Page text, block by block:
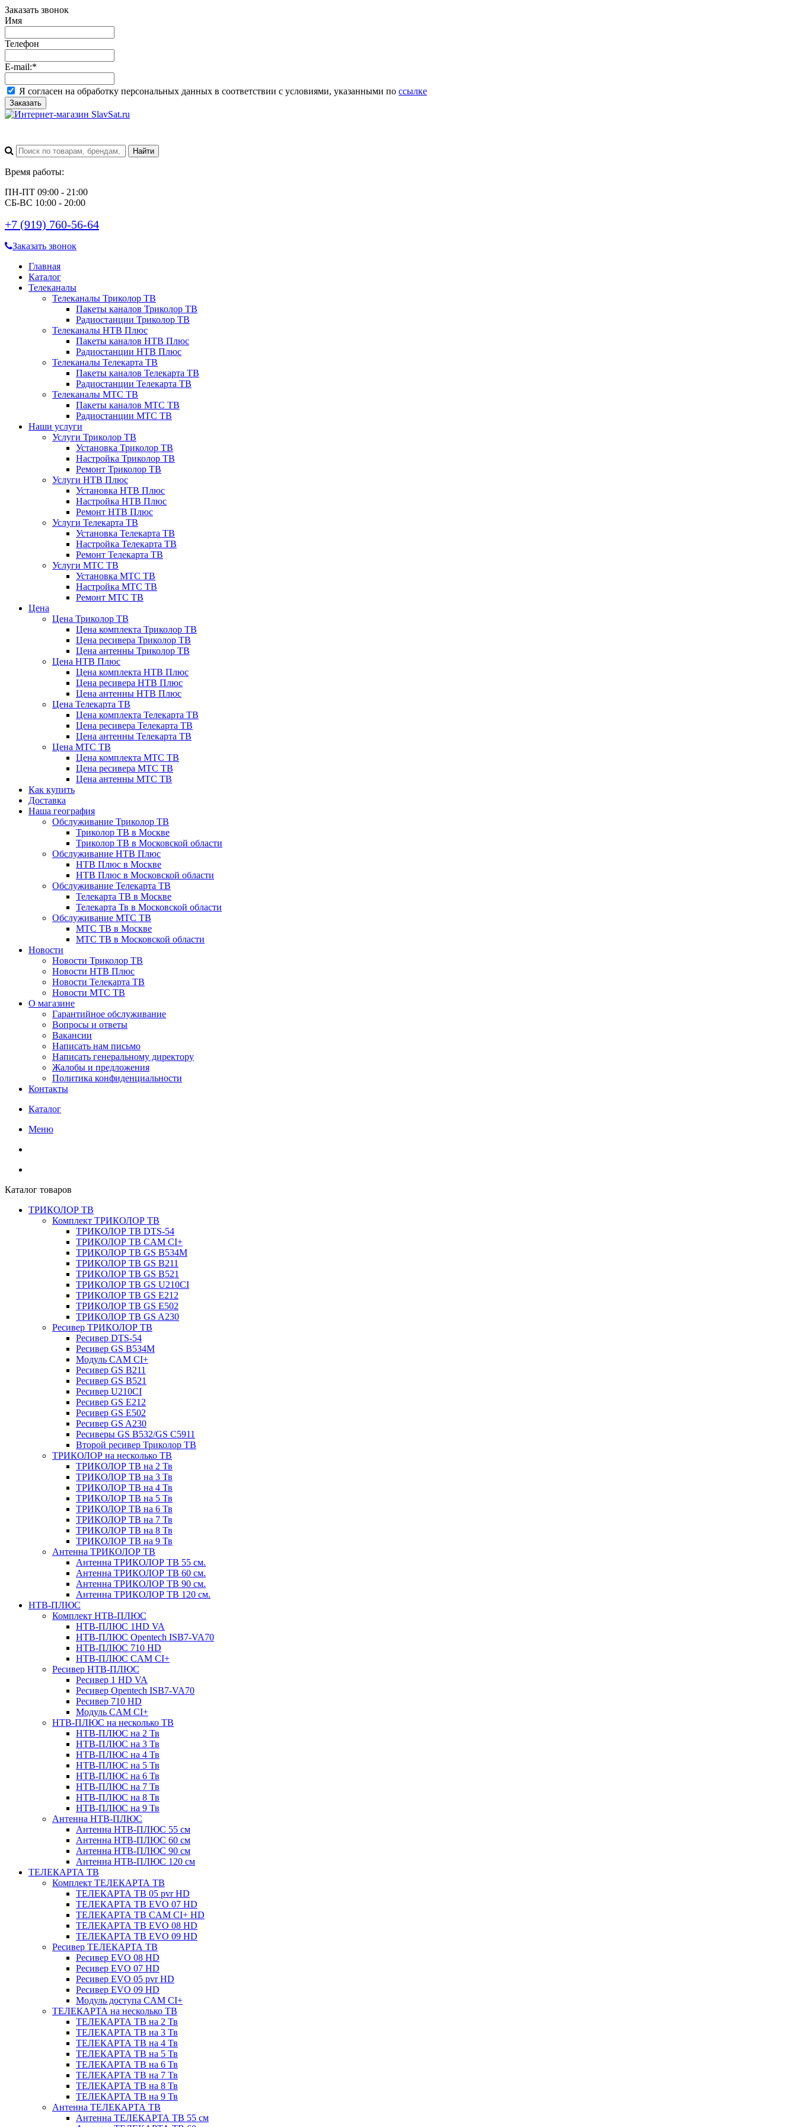
Заказать звонок
Имя
Телефон
E-mail:*
Я согласен на обработку персональных данных в соответствии с условиями, указанными по ссылке
Заказать
Время работы:
ПН-ПТ 09:00 - 21:00
СБ-ВС 10:00 - 20:00
+7 (919) 760-56-64
Заказать звонок
Главная
Каталог
Телеканалы
Телеканалы Триколор ТВ
Пакеты каналов Триколор ТВ
Радиостанции Триколор ТВ
Телеканалы НТВ Плюс
Пакеты каналов НТВ Плюс
Радиостанции НТВ Плюс
Телеканалы Телекарта ТВ
Пакеты каналов Телекарта ТВ
Радиостанции Телекарта ТВ
Телеканалы МТС ТВ
Пакеты каналов МТС ТВ
Радиостанции МТС ТВ
Наши услуги
Услуги Триколор ТВ
Установка Триколор ТВ
Настройка Триколор ТВ
Ремонт Триколор ТВ
Услуги НТВ Плюс
Установка НТВ Плюс
Настройка НТВ Плюс
Ремонт НТВ Плюс
Услуги Телекарта ТВ
Установка Телекарта ТВ
Настройка Телекарта ТВ
Ремонт Телекарта ТВ
Услуги МТС ТВ
Установка МТС ТВ
Настройка МТС ТВ
Ремонт МТС ТВ
Цена
Цена Триколор ТВ
Цена комплекта Триколор ТВ
Цена ресивера Триколор ТВ
Цена антенны Триколор ТВ
Цена НТВ Плюс
Цена комплекта НТВ Плюс
Цена ресивера НТВ Плюс
Цена антенны НТВ Плюс
Цена Телекарта ТВ
Цена комплекта Телекарта ТВ
Цена ресивера Телекарта ТВ
Цена антенны Телекарта ТВ
Цена МТС ТВ
Цена комплекта МТС ТВ
Цена ресивера МТС ТВ
Цена антенны МТС ТВ
Как купить
Доставка
Наша география
Обслуживание Триколор ТВ
Триколор ТВ в Москве
Триколор ТВ в Московской области
Обслуживание НТВ Плюс
НТВ Плюс в Москве
НТВ Плюс в Московской области
Обслуживание Телекарта ТВ
Телекарта ТВ в Москве
Телекарта Тв в Московской области
Обслуживание МТС ТВ
МТС ТВ в Москве
МТС ТВ в Московской области
Новости
Новости Триколор ТВ
Новости НТВ Плюс
Новости Телекарта ТВ
Новости МТС ТВ
О магазине
Гарантийное обслуживание
Вопросы и ответы
Вакансии
Написать нам письмо
Написать генеральному директору
Жалобы и предложения
Политика конфиденциальности
Контакты
Каталог
Меню
Каталог товаров
ТРИКОЛОР ТВ
Комплект ТРИКОЛОР ТВ
ТРИКОЛОР ТВ DTS-54
ТРИКОЛОР ТВ CAM CI+
ТРИКОЛОР ТВ GS B534M
ТРИКОЛОР ТВ GS B211
ТРИКОЛОР ТВ GS B521
ТРИКОЛОР ТВ GS U210CI
ТРИКОЛОР ТВ GS E212
ТРИКОЛОР ТВ GS E502
ТРИКОЛОР ТВ GS A230
Ресивер ТРИКОЛОР ТВ
Ресивер DTS-54
Ресивер GS B534M
Модуль CAM CI+
Ресивер GS B211
Ресивер GS B521
Ресивер U210CI
Ресивер GS E212
Ресивер GS E502
Ресивер GS A230
Ресиверы GS B532/GS C5911
Второй ресивер Триколор ТВ
ТРИКОЛОР на несколько ТВ
ТРИКОЛОР ТВ на 2 Тв
ТРИКОЛОР ТВ на 3 Тв
ТРИКОЛОР ТВ на 4 Тв
ТРИКОЛОР ТВ на 5 Тв
ТРИКОЛОР ТВ на 6 Тв
ТРИКОЛОР ТВ на 7 Тв
ТРИКОЛОР ТВ на 8 Тв
ТРИКОЛОР ТВ на 9 Тв
Антенна ТРИКОЛОР ТВ
Антенна ТРИКОЛОР ТВ 55 см.
Антенна ТРИКОЛОР ТВ 60 см.
Антенна ТРИКОЛОР ТВ 90 см.
Антенна ТРИКОЛОР ТВ 120 см.
НТВ-ПЛЮС
Комплект НТВ-ПЛЮС
НТВ-ПЛЮС 1HD VA
НТВ-ПЛЮС Opentech ISB7-VA70
НТВ-ПЛЮС 710 HD
НТВ-ПЛЮС CAM CI+
Ресивер НТВ-ПЛЮС
Ресивер 1 HD VA
Ресивер Opentech ISB7-VA70
Ресивер 710 HD
Модуль CAM CI+
НТВ-ПЛЮС на несколько ТВ
НТВ-ПЛЮС на 2 Тв
НТВ-ПЛЮС на 3 Тв
НТВ-ПЛЮС на 4 Тв
НТВ-ПЛЮС на 5 Тв
НТВ-ПЛЮС на 6 Тв
НТВ-ПЛЮС на 7 Тв
НТВ-ПЛЮС на 8 Тв
НТВ-ПЛЮС на 9 Тв
Антенна НТВ-ПЛЮС
Антенна НТВ-ПЛЮС 55 см
Антенна НТВ-ПЛЮС 60 см
Антенна НТВ-ПЛЮС 90 см
Антенна НТВ-ПЛЮС 120 см
ТЕЛЕКАРТА ТВ
Комплект ТЕЛЕКАРТА ТВ
ТЕЛЕКАРТА ТВ 05 pvr HD
ТЕЛЕКАРТА ТВ EVO 07 HD
ТЕЛЕКАРТА ТВ CAM CI+ HD
ТЕЛЕКАРТА ТВ EVO 08 HD
ТЕЛЕКАРТА ТВ EVO 09 HD
Ресивер ТЕЛЕКАРТА ТВ
Ресивер EVO 08 HD
Ресивер EVO 07 HD
Ресивер EVO 05 pvr HD
Ресивер EVO 09 HD
Модуль доступа CAM CI+
ТЕЛЕКАРТА на несколько ТВ
ТЕЛЕКАРТА ТВ на 2 Тв
ТЕЛЕКАРТА ТВ на 3 Тв
ТЕЛЕКАРТА ТВ на 4 Тв
ТЕЛЕКАРТА ТВ на 5 Тв
ТЕЛЕКАРТА ТВ на 6 Тв
ТЕЛЕКАРТА ТВ на 7 Тв
ТЕЛЕКАРТА ТВ на 8 Тв
ТЕЛЕКАРТА ТВ на 9 Тв
Антенна ТЕЛЕКАРТА ТВ
Антенна ТЕЛЕКАРТА ТВ 55 см